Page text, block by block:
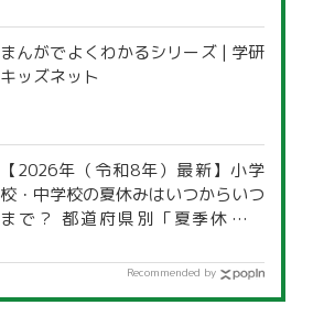
まんがでよくわかるシリーズ | 学研
キッズネット
【2026年（令和8年）最新】小学
校・中学校の夏休みはいつからいつ
まで？ 都道府県別「夏季休暇一
Recommended by